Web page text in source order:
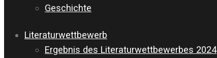
Geschichte
Literaturwettbewerb
Ergebnis des Literaturwettbewerbes 2024